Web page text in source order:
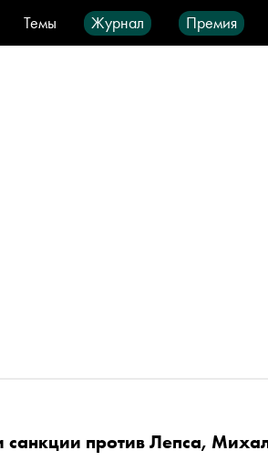
Темы Журнал Премия
Видео Город IT-продукты
санкции против Лепса,